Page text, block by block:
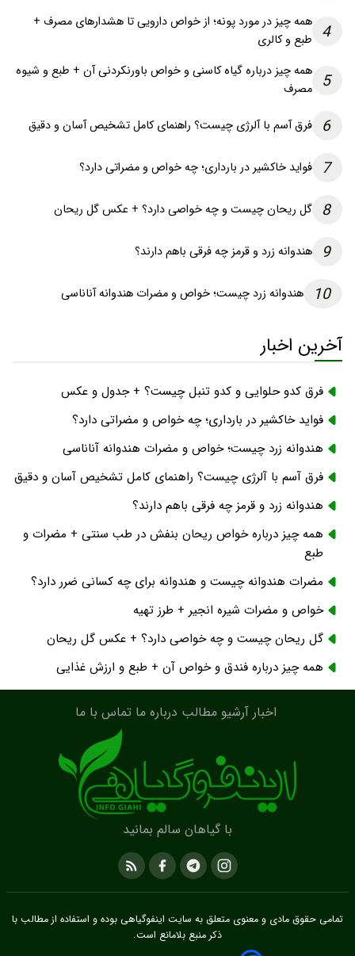
4 همه چیز در مورد پونه؛ از خواص دارویی تا هشدارهای مصرف +
طبع و کالری
5
همه چیز درباره گیاه کاسنی و خواص باورنکردنی آن + طبع و شیوه
مصرف
6 فرق آسم با آلرژی چیست؟ راهنمای کامل تشخیص آسان و دقیق
7 فواید خاکشیر در بارداری؛ چه خواص و مضراتی دارد؟
8 گل ریحان چیست و چه خواصی دارد؟ + عکس گل ریحان
9 هندوانه زرد و قرمز چه فرقی باهم دارند؟
10 هندوانه زرد چیست؛ خواص و مضرات هندوانه آناناسی
آخرین اخبار
فرق کدو حلوایی و کدو تنبل چیست؟ + جدول و عکس
فواید خاکشیر در بارداری؛ چه خواص و مضراتی دارد؟
هندوانه زرد چیست؛ خواص و مضرات هندوانه آناناسی
فرق آسم با آلرژی چیست؟ راهنمای کامل تشخیص آسان و دقیق
هندوانه زرد و قرمز چه فرقی باهم دارند؟
همه چیز درباره خواص ریحان بنفش در طب سنتی + مضرات و
طبع
مضرات هندوانه چیست و هندوانه برای چه کسانی ضرر دارد؟
خواص و مضرات شیره انجیر + طرز تهیه
گل ریحان چیست و چه خواصی دارد؟ + عکس گل ریحان
همه چیز درباره فندق و خواص آن + طبع و ارزش غذایی
اخبار آرشیو مطالب درباره ما تماس با ما
با گیاهان سالم بمانید
تمامی حقوق مادی و معنوی متعلق به سایت اینفوگیاهی بوده و استفاده از مطالب با
ذکر منبع بلامانع است.